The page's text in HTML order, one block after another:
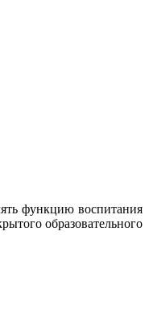
функцию воспитания
образовательного